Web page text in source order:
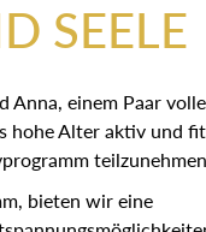
SEELE
Anna, einem Paar
bis ins hohe Alter aktiv
Aktivprogramm